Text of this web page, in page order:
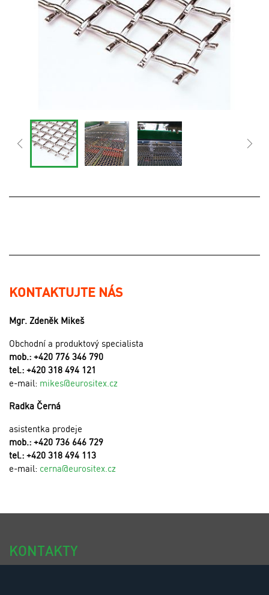
KONTAKTUJTE NÁS
Mgr. Zdeněk Mikeš
Obchodní a produktový specialista
mob.: +420 776 346 790
tel.: +420 318 494 121
e-mail: mikes@eurositex.cz
Radka Černá
asistentka prodeje
mob.: +420 736 646 729
tel.: +420 318 494 113
e-mail: cerna@eurositex.cz
KONTAKTY